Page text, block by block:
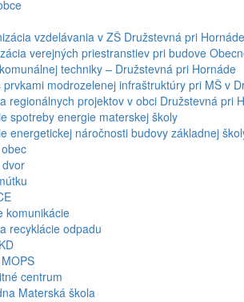
vzdelávania v ZŠ Družstevná pri Hornáde
verejných priestranstiev pri budove
techniky – Družstevná pri Hornáde
prvkami modrozelenej infraštruktúry pri MŠ v
regionálnych projektov v obci Družstevná pri
spotreby energie materskej školy
energetickej náročnosti budovy základnej
komunikácie
recyklácie odpadu
centrum
Materská škola